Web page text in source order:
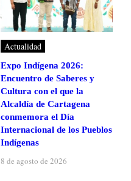
Actualidad
Expo Indígena 2026:
Encuentro de Saberes y
Cultura con el que la
Alcaldía de Cartagena
conmemora el Día
Internacional de los Pueblos
Indígenas
8 de agosto de 2026